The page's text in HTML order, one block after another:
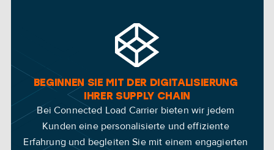
BEGINNEN SIE MIT DER DIGITALISIERUNG
IHRER SUPPLY CHAIN
Bei Connected Load Carrier bieten wir jedem
Kunden eine personalisierte und effiziente
Erfahrung und begleiten Sie mit einem engagierten